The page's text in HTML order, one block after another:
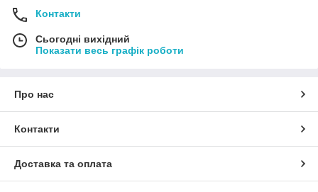
Контакти
Сьогодні вихідний
Показати весь графік роботи
Про нас
Контакти
Доставка та оплата